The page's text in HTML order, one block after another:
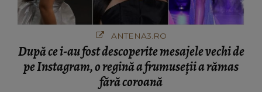
ANTENA3.RO
După ce i-au fost descoperite mesajele vechi de
pe Instagram, o regină a frumuseții a rămas
fără coroană